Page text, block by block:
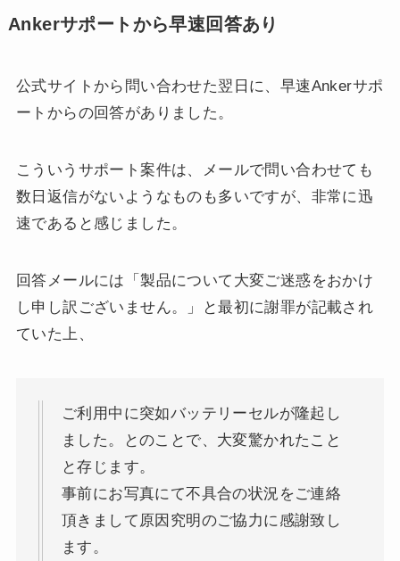
Ankerサポートから早速回答あり
公式サイトから問い合わせた翌日に、早速Ankerサポ
ートからの回答がありました。
こういうサポート案件は、メールで問い合わせても
数日返信がないようなものも多いですが、非常に迅
速であると感じました。
回答メールには「製品について大変ご迷惑をおかけ
し申し訳ございません。」と最初に謝罪が記載され
ていた上、
ご利用中に突如バッテリーセルが隆起し
ました。とのことで、大変驚かれたこと
と存じます。
事前にお写真にて不具合の状況をご連絡
頂きまして原因究明のご協力に感謝致し
ます。